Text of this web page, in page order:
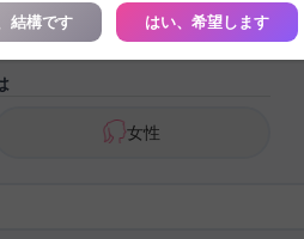
女性
結構です はい、希望します